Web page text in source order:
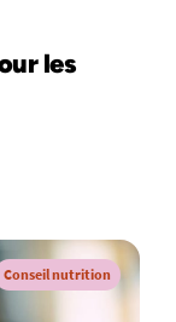
les
Conseil nutrition